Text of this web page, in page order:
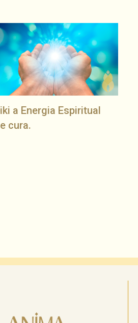
a Energia Espiritual
cura.